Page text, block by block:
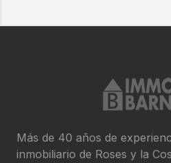
Más de 40 años de
inmobiliario de Roses y la